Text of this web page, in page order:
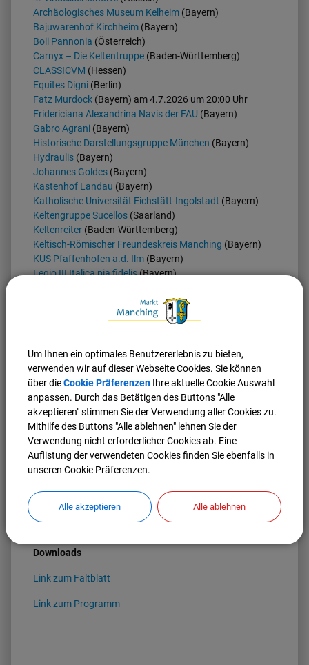
Archäologisches Museum Kelheim (Bayern)
Bajuwarenhof Kirchheim (Bayern)
Boii Pannonia (Österreich)
Carnyx – Die Keltentruppe (Baden-Württemberg)
CLASSICVM (Hessen)
Equites Digni (Berlin)
Fatz Murdock (Bayern) am 4.7.2026 um 20:00 Uhr
Fridericiana Alexandrina Navis der FAU (Bayern)
Gabro Agrani (Bayern)
Historische Darstellungsgruppe München (Bayern)
Hydraulis (Bayern)
Johannes Goldes (Bayern)
Kastenhof Landau (Bayern)
Katholische Universität Eichstätt-Ingolstadt (Bayern)
Keltengruppe Sucellos (Saarland)
Keltenreiter (Baden-Württemberg)
Keltisch-Römischer Freundeskreis Manching (Bayern)
KUS Pfaffenhofen a.d. Ilm (Bayern)
Legio III Italica pia fidelis(Bayern)
MBB-Sportschützen Manching
(Bayern)
Pro Arch Prospektion und Archäologie GmbH(Bayern)
Römer und Bajuwaren Museum Kipfenberg(Bayern)
Schola Romana (Rheinland-Pfalz)
Tobias Brendle(Bayern)
Touta Nanto En(Bayern)
Zentrum Stadtgeschichte Ingolstadt(Bayern)
ACHTUNG: Auf dem Festgelände sind nur die o.g.
Gruppen und Akteure zugelassen!
Von 10–17 Uhr gelten die üblichen Eintrittspreise des
kelten römer museums manching. Anschließend ist der
Downloads
Link zum Faltblatt
Link zum Programm
Um Ihnen ein optimales Benutzererlebnis zu bieten,
verwenden wir auf dieser Webseite Cookies. Sie können
über dieCookie Präferenzen Ihre aktuelle Cookie Auswahl
anpassen. Durch das Betätigen des Buttons "Alle
akzeptieren" stimmen Sie der Verwendung aller Cookies zu.
Mithilfe des Buttons "Alle ablehnen" lehnen Sie der
Verwendung nicht erforderlicher Cookies ab. Eine
Auflistung der verwendeten Cookies finden Sie ebenfalls in
unseren Cookie Präferenzen.
Alle akzeptieren Alle ablehnen